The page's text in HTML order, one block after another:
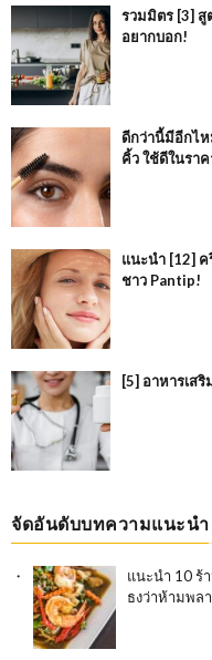
รวมมิตร [3]
อยากบอก!
ดีกว่านี้มีอีกไ
คิ้ว ใช้ดีในราค
แนะนำ [12]
ชาว Pantip!
[5] อาหารเส
จัดอันดับบทความแนะนำ
แนะนำ 10 ร้
ธงว่าห้ามพล